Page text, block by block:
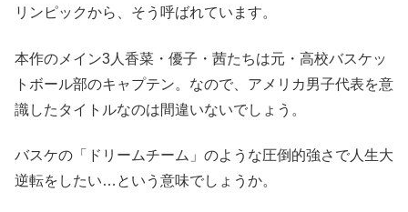
リンピックから、そう呼ばれています。
本作のメイン3人香菜・優子・茜たちは元・高校バスケッ
トボール部のキャプテン。なので、アメリカ男子代表を意
識したタイトルなのは間違いないでしょう。
バスケの「ドリームチーム」のような圧倒的強さで人生大
逆転をしたい…という意味でしょうか。